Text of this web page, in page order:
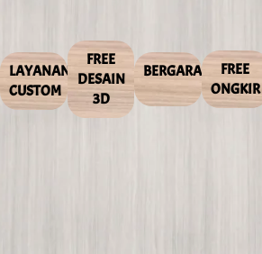
LAYANAN
CUSTOM
FREE
DESAIN
3D
BERGARANSIFREE
ONGKIR